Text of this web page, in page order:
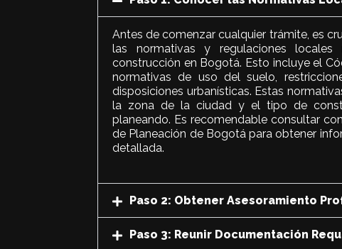
Antes de comenzar cualquier trámite, es
las normativas y regulaciones locales
construcción en Bogotá. Esto incluye el
normativas de uso del suelo,
disposiciones urbanísticas. Estas
la zona de la ciudad y el tipo de
planeando. Es recomendable consultar
de Planeación de Bogotá para obtener
detallada.
Paso 2: Obtener Asesoramiento
Paso 3: Reunir Documentación